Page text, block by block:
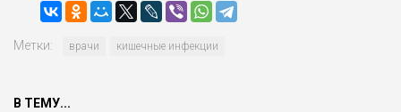
Метки: врачи кишечные инфекции
В ТЕМУ...